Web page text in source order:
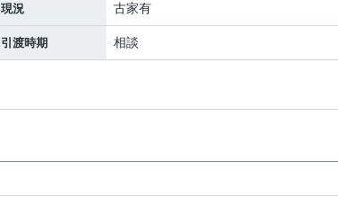
現況 古家有
引渡時期 相談